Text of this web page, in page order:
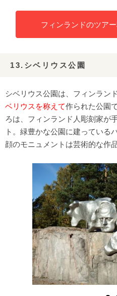
フィンランドのツア
13.シベリウス公園
シベリウス公園は、フィンラン
ベリウスを称えて作られた公園
ろは、フィンランド人彫刻家が
ト。緑豊かな公園に建っている
顔のモニュメントは芸術的な作品